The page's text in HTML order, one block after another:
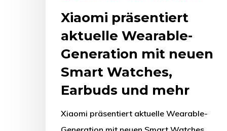
Xiaomi präsentiert
aktuelle Wearable-
Generation mit neuen
Smart Watches,
Earbuds und mehr
Xiaomi präsentiert aktuelle Wearable-